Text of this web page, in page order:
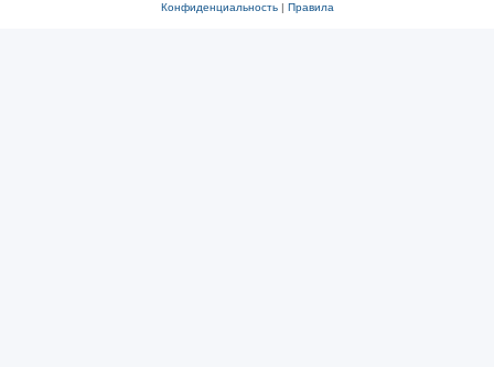
Конфиденциальность| Правила